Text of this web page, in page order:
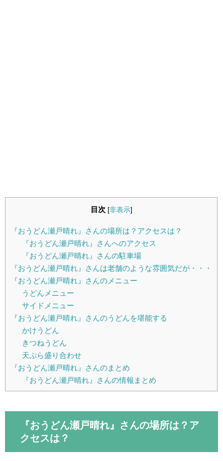
目次 [非表示]
『おうどん瀬戸晴れ』さんの場所は？アクセスは？
『おうどん瀬戸晴れ』さんへのアクセス
『おうどん瀬戸晴れ』さんの駐車場
『おうどん瀬戸晴れ』さんは老舗のような雰囲気だが・・・
『おうどん瀬戸晴れ』さんのメニュー
うどんメニュー
サイドメニュー
『おうどん瀬戸晴れ』さんのうどんを堪能する
かけうどん
きつねうどん
天ぷら盛り合わせ
『おうどん瀬戸晴れ』さんのまとめ
『おうどん瀬戸晴れ』さんの情報まとめ
『おうどん瀬戸晴れ』さんの場所は？ア
クセスは？